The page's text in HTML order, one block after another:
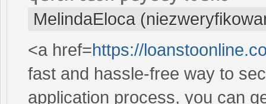
MelindaEloca
<a href=https://
fast and hassle-free way to
application process, you can